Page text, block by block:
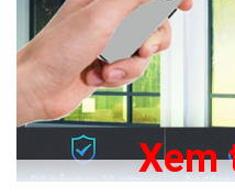
Xem